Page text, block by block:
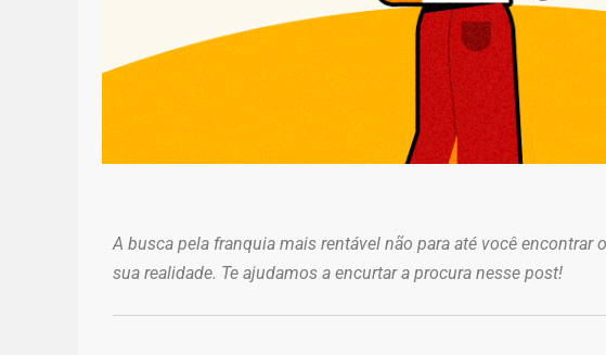
A busca pela franquia mais rentável não para até você encontrar
sua realidade. Te ajudamos a encurtar a procura nesse post!